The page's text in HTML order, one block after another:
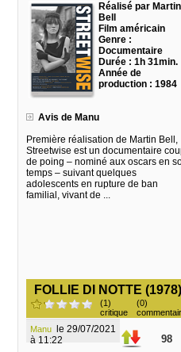
Réalisé par Martin
Bell
Film américain
Genre :
Documentaire
Durée : 1h 31min.
Année de
production : 1984
Avis de Manu
Première réalisation de Martin Bell,
Streetwise est un documentaire
de poing – nominé aux oscars en
temps – suivant quelques
adolescents en rupture de ban
familial, vivant de ...
FOLLIE DI NOTTE (1978)
(1)
critique
(0)
Manu
à 11:22
98